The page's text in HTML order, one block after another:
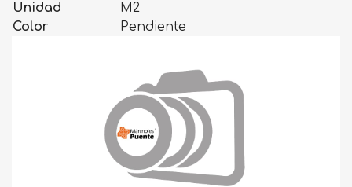
Unidad
M2
Color
Pendiente